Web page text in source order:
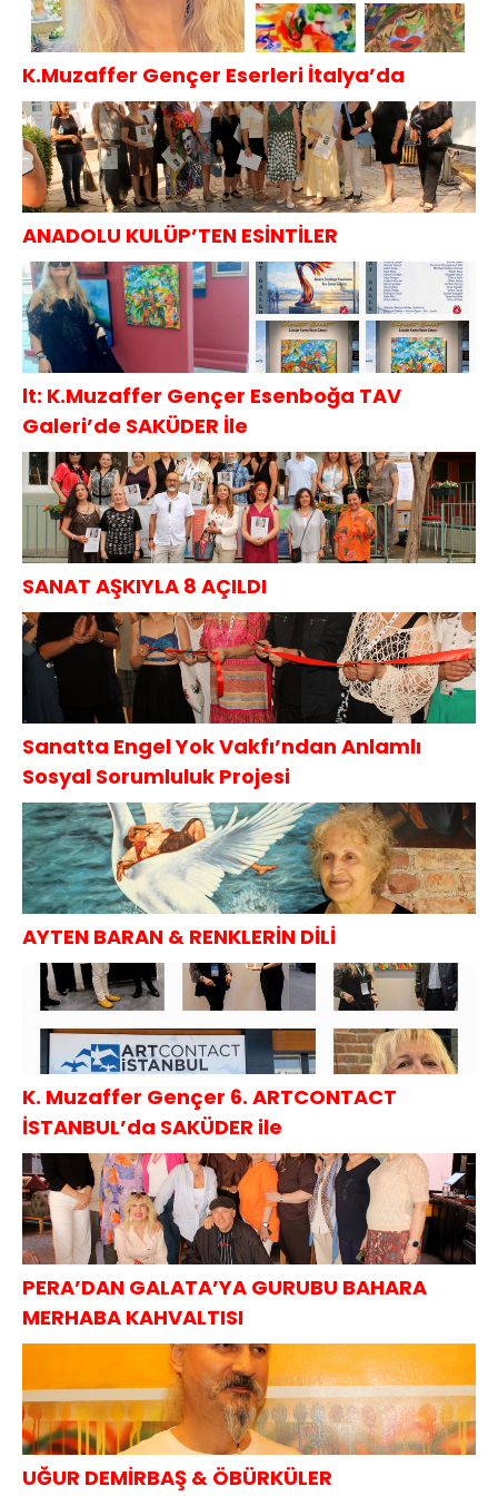
K.Muzaffer Gençer Eserleri İtalya’da
ANADOLU KULÜP’TEN ESİNTİLER
lt: K.Muzaffer Gençer Esenboğa TAV
Galeri’de SAKÜDER İle
SANAT AŞKIYLA 8 AÇILDI
Sanatta Engel Yok Vakfı’ndan Anlamlı
Sosyal Sorumluluk Projesi
AYTEN BARAN & RENKLERİN DİLİ
K. Muzaffer Gençer 6. ARTCONTACT
İSTANBUL’da SAKÜDER ile
PERA’DAN GALATA’YA GURUBU BAHARA
MERHABA KAHVALTISI
UĞUR DEMİRBAŞ & ÖBÜRKÜLER